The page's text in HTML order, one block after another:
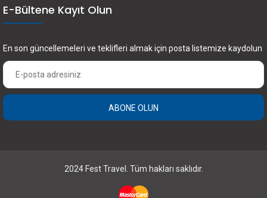
E-Bültene Kayıt Olun
En son güncellemeleri ve teklifleri almak için posta listemize kaydolun
ABONE OLUN
2024 Fest Travel. Tüm hakları saklıdır.